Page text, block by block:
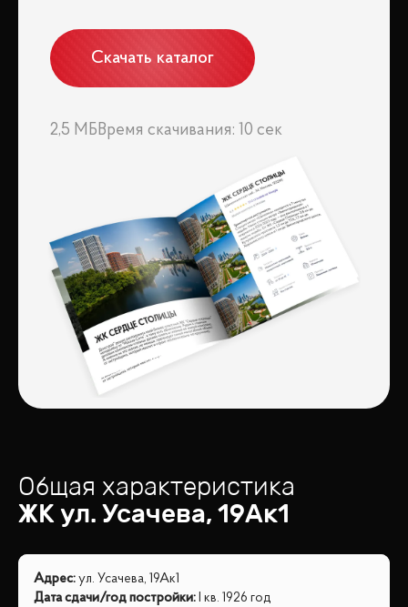
Скачать каталог
2,5 МБ Время скачивания: 10 сек
Общая характеристика
ЖКул. Усачева, 19Ак1
Адрес: ул. Усачева, 19Ак1
Дата сдачи/год постройки: I кв. 1926 год